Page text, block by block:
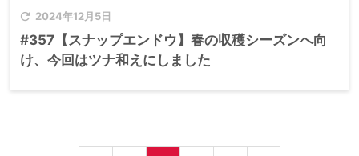
 2024年12月5日
#357【スナップエンドウ】春の収穫シーズンへ向
け、今回はツナ和えにしました